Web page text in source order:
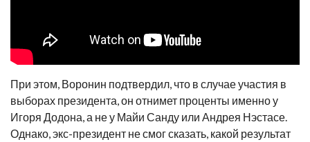
При этом, Воронин подтвердил, что в случае участия в
выборах президента, он отнимет проценты именно у
Игоря Додона, а не у Майи Санду или Андрея Нэстасе.
Однако, экс-президент не смог сказать, какой результат